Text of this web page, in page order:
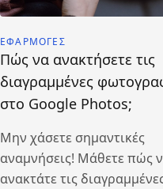
ΕΦΑΡΜΟΓΈΣ
Πώς να ανακτήσετε τις
διαγραμμένες
στο Google Photos;
Μην χάσετε σημαντικές
αναμνήσεις! Μάθετε πώς
ανακτάτε τις